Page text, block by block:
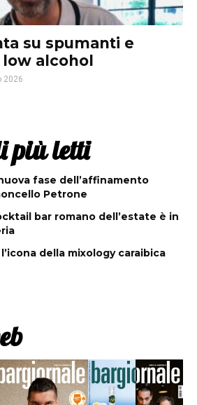
su spumanti e
alcohol
2026
più letti
fase dell’affinamento
Petrone
bar romano dell’estate è in
della mixology caraibica